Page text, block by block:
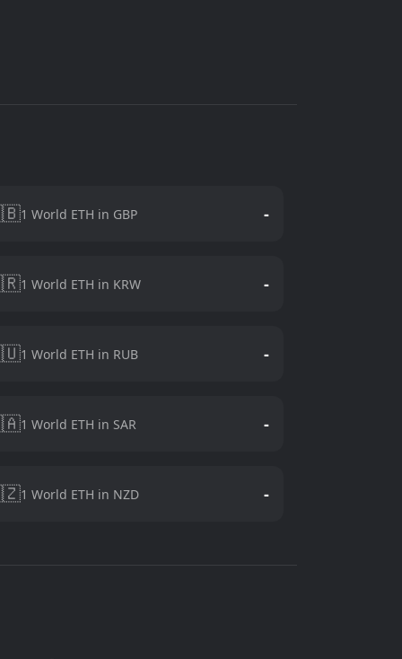
1 World ETH in GBP -
1 World ETH in KRW -
1 World ETH in RUB -
1 World ETH in SAR -
1 World ETH in NZD -